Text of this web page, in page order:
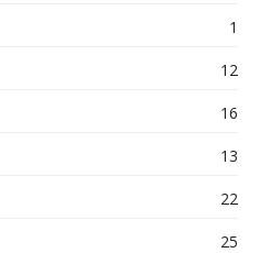
1
12
16
13
22
25